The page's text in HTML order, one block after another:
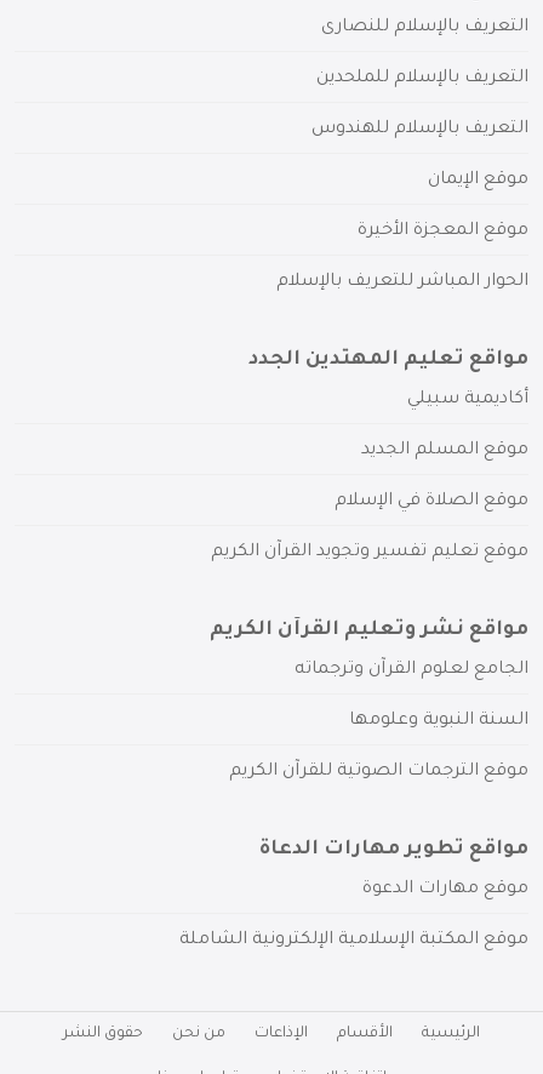
التعريف بالإسلام للنصارى
التعريف بالإسلام للملحدين
التعريف بالإسلام للهندوس
موقع الإيمان
موقع المعجزة الأخيرة
الحوار المباشر للتعريف بالإسلام
مواقع تعليم المهتدين الجدد
أكاديمية سبيلي
موقع المسلم الجديد
موقع الصلاة في الإسلام
موقع تعليم تفسير وتجويد القرآن الكريم
مواقع نشر وتعليم القرآن الكريم
الجامع لعلوم القرآن وترجماته
السنة النبوية وعلومها
موقع الترجمات الصوتية للقرآن الكريم
مواقع تطوير مهارات الدعاة
موقع مهارات الدعوة
موقع المكتبة الإسلامية الإلكترونية الشاملة
الرئيسية الأقسام الإذاعات من نحن حقوق النشر